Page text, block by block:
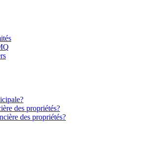
des propriétés?
des propriétés?